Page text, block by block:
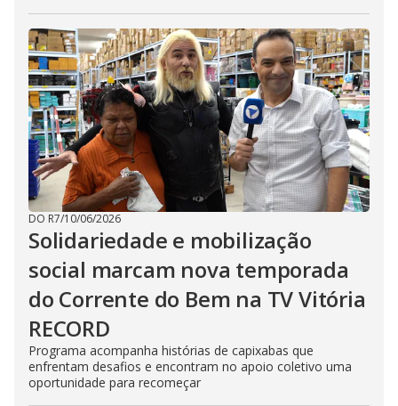
DO R7/10/06/2026
Solidariedade e mobilização
social marcam nova temporada
do Corrente do Bem na TV Vitória
RECORD
Programa acompanha histórias de capixabas que
enfrentam desafios e encontram no apoio coletivo uma
oportunidade para recomeçar